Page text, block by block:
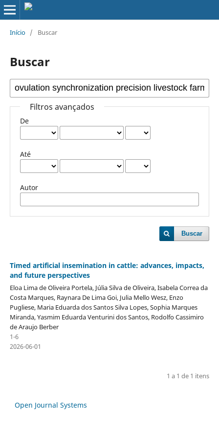
Início / Buscar
Buscar
Filtros avançados
De
Até
Autor
Buscar
Timed artificial insemination in cattle: advances, impacts,
and future perspectives
Eloa Lima de Oliveira Portela, Júlia Silva de Oliveira, Isabela Correa da
Costa Marques, Raynara De Lima Goi, Julia Mello Wesz, Enzo
Pugliese, Maria Eduarda dos Santos Silva Lopes, Sophia Marques
Miranda, Yasmim Eduarda Venturini dos Santos, Rodolfo Cassimiro
de Araujo Berber
1-6
2026-06-01
1 a 1 de 1 itens
Open Journal Systems